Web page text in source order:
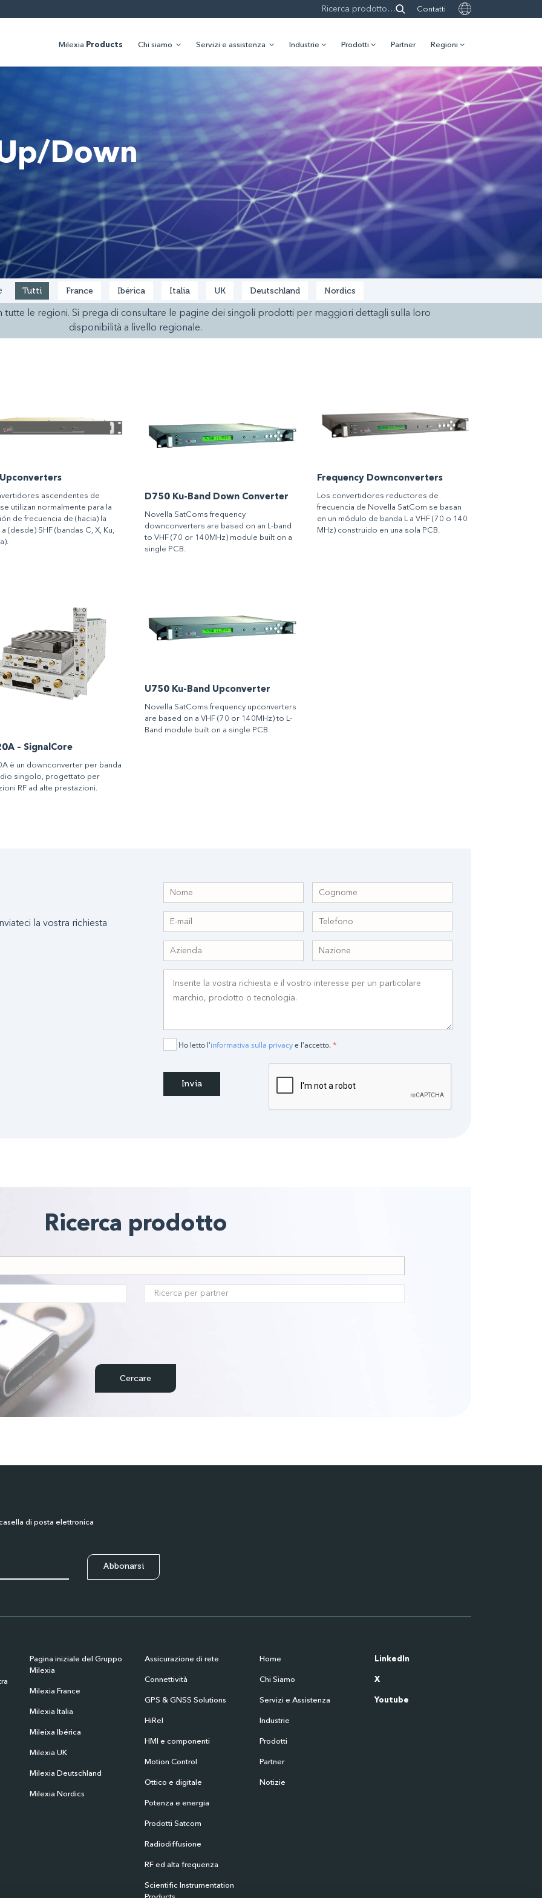
Contatti
Milexia Products Chi siamo Servizi e assistenza Industrie Prodotti Partner Regioni
Down
Tutti France Ibérica Italia UK Deutschland Nordics
le regioni. Si prega di consultare le pagine dei singoli prodotti per maggiori dettagli sulla loro
disponibilità a livello regionale.
ascendentes de
utilizan normalmente para la
de frecuencia de (hacia) la
(desde) SHF (bandas C, X, Ku,
D750 Ku-Band Down Converter
Novella SatComs frequency
downconverters are based on an L-band
to VHF (70 or 140MHz) module built on a
single PCB.
Frequency Downconverters
Los convertidores reductores de
frecuencia de Novella SatCom se basan
en un módulo de banda L a VHF (70 o 140
MHz) construido en una sola PCB.
– SignalCore
è un downconverter per banda
singolo, progettato per
RF ad alte prestazioni.
U750 Ku-Band Upconverter
Novella SatComs frequency upconverters
are based on a VHF (70 or 140MHz) to L-
Band module built on a single PCB.
la vostra richiesta
Ho letto l'informativa sulla privacye l'accetto.*
Ricerca prodotto
di posta elettronica
Pagina iniziale del Gruppo
Milexia
Milexia France
Milexia Italia
Mileixa Ibérica
Milexia UK
Milexia Deutschland
Milexia Nordics
Assicurazione di rete
Connettività
GPS & GNSS Solutions
HiRel
HMI e componenti
Motion Control
Ottico e digitale
Potenza e energia
Prodotti Satcom
Radiodiffusione
RF ed alta frequenza
Scientific Instrumentation
Home
Chi Siamo
Servizi e Assistenza
Industrie
Prodotti
Partner
Notizie
LinkedIn
X
Youtube